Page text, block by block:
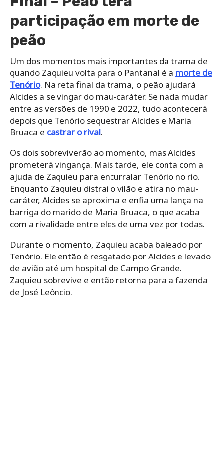
participação em morte de
peão
Um dos momentos mais importantes da trama de
quando Zaquieu volta para o Pantanal é a morte de
Tenório. Na reta final da trama, o peão ajudará
Alcides a se vingar do mau-caráter. Se nada mudar
entre as versões de 1990 e 2022, tudo acontecerá
depois que Tenório sequestrar Alcides e Maria
Bruaca e castrar o rival.
Os dois sobreviverão ao momento, mas Alcides
prometerá vingança. Mais tarde, ele conta com a
ajuda de Zaquieu para encurralar Tenório no rio.
Enquanto Zaquieu distrai o vilão e atira no mau-
caráter, Alcides se aproxima e enfia uma lança na
barriga do marido de Maria Bruaca, o que acaba
com a rivalidade entre eles de uma vez por todas.
Durante o momento, Zaquieu acaba baleado por
Tenório. Ele então é resgatado por Alcides e levado
de avião até um hospital de Campo Grande.
Zaquieu sobrevive e então retorna para a fazenda
de José Leôncio.